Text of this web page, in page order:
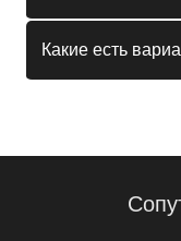
Какие есть